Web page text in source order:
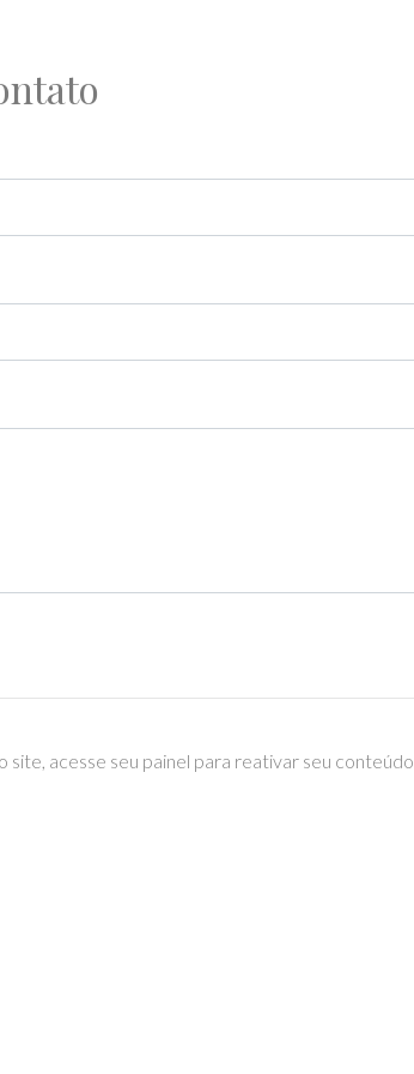
site, acesse seu painel para reativar seu conteúdo